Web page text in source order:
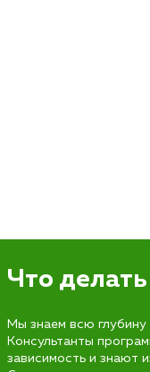
Что делать
Мы знаем всю
Консультанты
зависимость и знают